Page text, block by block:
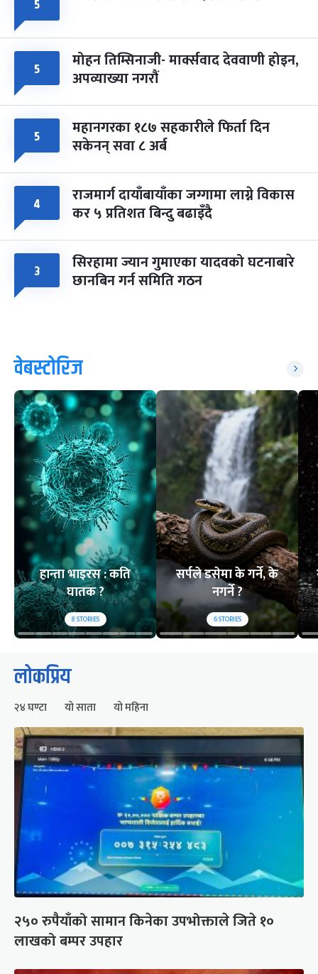
५
५ मोहन तिम्सिनाजी- मार्क्सवाद देववाणी होइन,
अपव्याख्या नगरौं
५ महानगरका १८७ सहकारीले फिर्ता दिन
सकेनन् सवा ८ अर्ब
४ राजमार्ग दायाँबायाँका जग्गामा लाग्ने विकास
कर ५ प्रतिशत बिन्दु बढाइँदै
३ सिरहामा ज्यान गुमाएका यादवको घटनाबारे
छानबिन गर्न समिति गठन
वेबस्टोरिज
हान्ता भाइरस : कति
घातक ?
8STORIES
सर्पले डसेमा के गर्ने, के
नगर्ने ?
6STORIES
लोकप्रिय
२४ घण्टा यो साता यो महिना
२५० रुपैयाँको सामान किनेका उपभोक्ताले जिते १०
लाखको बम्पर उपहार